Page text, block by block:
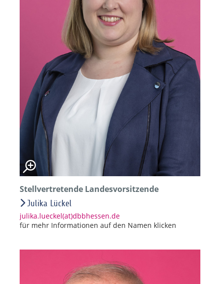
Stellvertretende Landesvorsitzende
Julika Lückel
julika.lueckel(at)dbbhessen.de
für mehr Informationen auf den Namen klicken